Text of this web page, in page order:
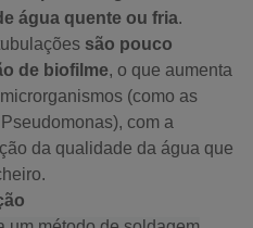
água quente ou fria.
são pouco
de biofilme, o que aumenta
(como as
com a
da qualidade da água que